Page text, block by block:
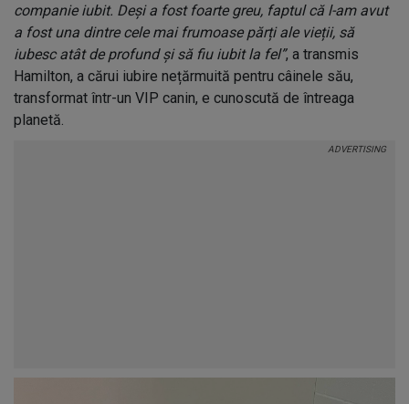
companie iubit. Deși a fost foarte greu, faptul că l-am avut
a fost una dintre cele mai frumoase părți ale vieții, să
iubesc atât de profund și să fiu iubit la fel”, a transmis
Hamilton, a cărui iubire nețărmuită pentru câinele său,
transformat într-un VIP canin, e cunoscută de întreaga
planetă.